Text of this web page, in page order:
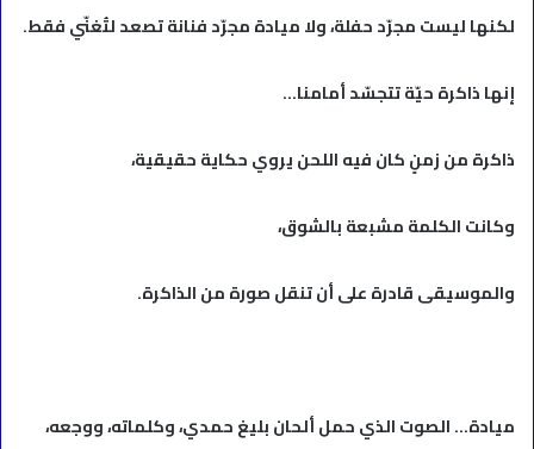
لكنها ليست مجرّد حفلة، ولا ميادة مجرّد فنانة تصعد لتُغنّي فقط.
إنها ذاكرة حيّة تتجسّد أمامنا…
ذاكرة من زمنٍ كان فيه اللحن يروي حكاية حقيقية،
وكانت الكلمة مشبعة بالشوق،
والموسيقى قادرة على أن تنقل صورة من الذاكرة.
ميادة… الصوت الذي حمل ألحان بليغ حمدي، وكلماته، ووجعه،